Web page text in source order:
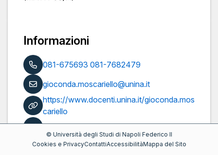
Informazioni
081-675693 081-7682479
gioconda.moscariello@unina.it
https://www.docenti.unina.it/gioconda.mos
cariello
Pubblicazioni
© Università degli Studi di Napoli Federico II
Cookies e PrivacyContattiAccessibilitàMappa del Sito